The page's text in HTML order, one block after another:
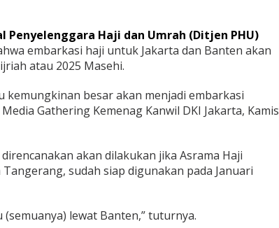
Penyelenggara Haji dan Umrah (Ditjen PHU)
embarkasi haji untuk Jakarta dan Banten akan
atau 2025 Masehi.
kemungkinan besar akan menjadi embarkasi
Gathering Kemenag Kanwil DKI Jakarta, Kamis
akan dilakukan jika Asrama Haji
sudah siap digunakan pada Januari
lewat Banten,” tuturnya.